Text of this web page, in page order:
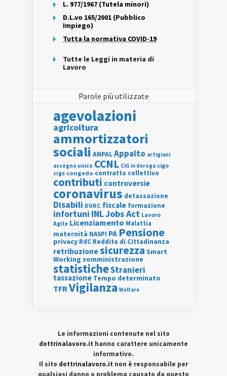
L. 977/1967 (Tutela minori)
D.L.vo 165/2001 (Pubblico
Impiego)
Tutta la normativa COVID-19
Tutte le Leggi in materia di
Lavoro
Parole più utilizzate
agevolazioni
agricoltura
ammortizzatori
sociali ANPALAppalto artigiani
assegno unico CCNL CIG in deroga cigo
cigs congedo contratto collettivo
contributi controversie
coronavirus detassazione
Disabili DURC fiscale formazione
infortuni INLJobs Act Lavoro
Agile Licenziamento Malattia
maternità NASPI PA Pensione
privacy RdC Reddito di Cittadinanza
retribuzionesicurezza Smart
Working somministrazione
statisticheStranieri
tassazione Tempo determinato
TFRVigilanza Welfare
Le informazioni contenute nel sito
dottrinalavoro.it hanno carattere unicamente
informativo.
Il sito dottrinalavoro.it non è responsabile per